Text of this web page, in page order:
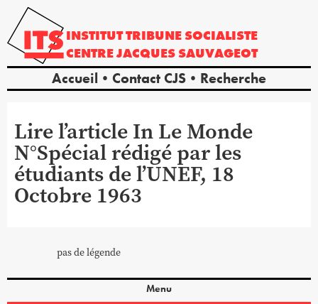
INSTITUTTRIBUNE SOCIALISTE
CENTREJACQUES SAUVAGEOT
Accueil Contact CJS Recherche
Lire l’article In Le Monde
N°Spécial rédigé par les
étudiants de l’UNEF, 18
Octobre 1963
pas de légende
Menu